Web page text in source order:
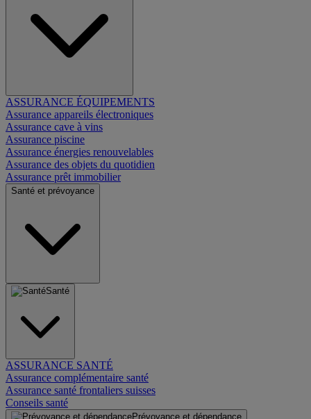
ASSURANCE ÉQUIPEMENTS
Assurance appareils électroniques
Assurance cave à vins
Assurance piscine
Assurance énergies renouvelables
Assurance des objets du quotidien
Assurance prêt immobilier
Santé et prévoyance
Santé
ASSURANCE SANTÉ
Assurance complémentaire santé
Assurance santé frontaliers suisses
Conseils santé
Prévoyance et dépendance